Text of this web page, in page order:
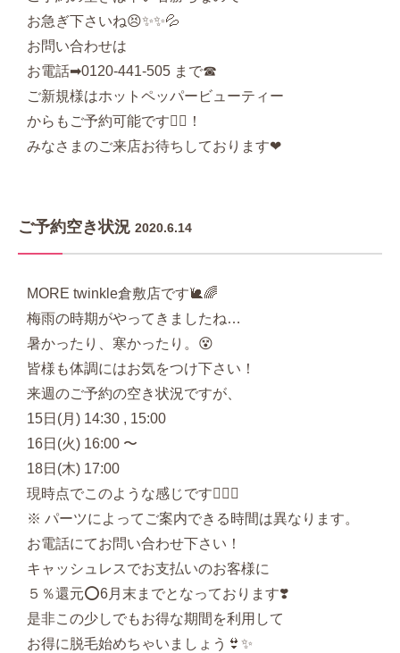
お急ぎ下さいね😣✨✨💦
お問い合わせは
お電話➡︎0120-441-505 まで☎︎
ご新規様はホットペッパービューティー
からもご予約可能です🙆‍♀‍！
みなさまのご来店お待ちしております❤︎
ご予約空き状況 2020.6.14
MORE twinkle倉敷店です🐌🌈
梅雨の時期がやってきましたね…
暑かったり、寒かったり。😵
皆様も体調にはお気をつけ下さい！
来週のご予約の空き状況ですが、
15日(月) 14:30 , 15:00
16日(火) 16:00 〜
18日(木) 17:00
現時点でこのような感じです💁🏻‍♀‍
※ パーツによってご案内できる時間は異なります。
お電話にてお問い合わせ下さい！
キャッシュレスでお支払いのお客様に
５％還元⭕️6月末までとなっております❣️
是非この少しでもお得な期間を利用して
お得に脱毛始めちゃいましょう👙✨